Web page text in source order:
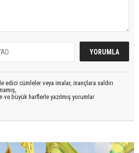
edici cümleler veya imalar, inançlara saldırı
ve büyük harflerle yazılmış yorumlar